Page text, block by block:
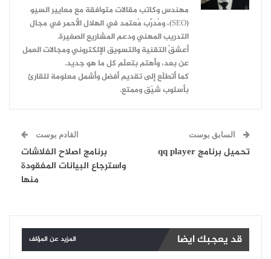
مهندس وكاتب مقالات متوافقة مع معايير السيو
(SEO)، ومُدرِّب مُعتمد في الهلال الأحمر في مجال
التدريب المهني ودعم المشاريع الصغيرة.
أعشقُ التقنية والتسويق الإلكتروني ومجالات العمل
عن بعد، وأهتم بتعلّم كل ما هو جديد.
كما أتطلّع إلى تقديم أفضل وأشمل معلومة للقارئ
بأسلوب شيّق وممتع.
السابق بوست
تحميل برنامج qq player
القادم بوست
برنامج اصلاح الفلاشات
واسترجاع البيانات المفقودة
منها
قد يعجبك ايضا المزيد عن المؤلف